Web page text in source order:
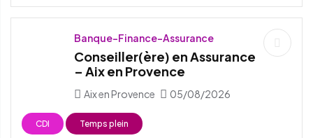
Banque-Finance-Assurance
Conseiller(ère) en Assurance
– Aix en Provence
Aix en Provence 05/08/2026
CDI Temps plein